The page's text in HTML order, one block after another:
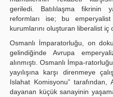
geriledi. Batılılaşma fikrinin
reformları ise; bu
kurumlarını oluşturan liberalist iç
Osmanlı İmparatorluğu, on
gelindiğinde Avrupa
alınmıştı. Osmanlı İmpa-
yayılışına karşı direnmeye
Islahat Komisyonu” tarafından,
dayanan küçük sanayinin